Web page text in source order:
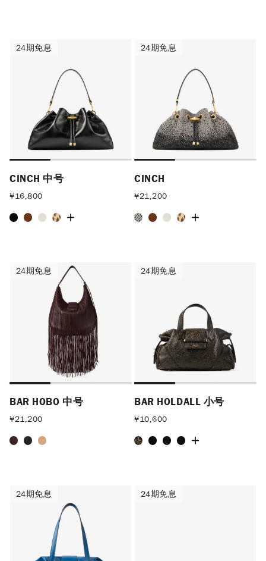
24期免息 24期免息
CINCH 中号
¥16,800
24期免息 24期免息
CINCH
¥21,200
24期免息 24期免息
BAR HOBO 中号
¥21,200
24期免息 24期免息
BAR HOLDALL 小号
¥10,600
24期免息 24期免息
24期免息 24期免息